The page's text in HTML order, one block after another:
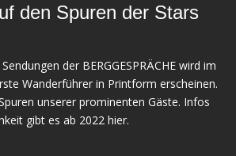
den Spuren der Stars
der BERGGESPRÄCHE wird im
Wanderführer in Printform erscheinen.
unserer prominenten Gäste. Infos
gibt es ab 2022 hier.